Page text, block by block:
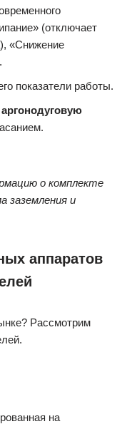
(отключает
«Снижение
показатели работы.
о комплекте
заземления и
аппаратов
Рассмотрим
на